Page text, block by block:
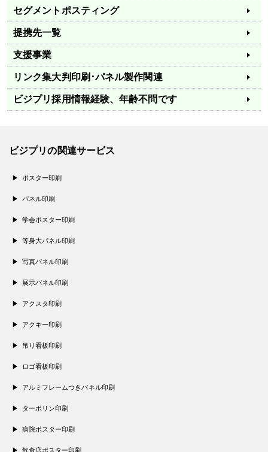
セグメントポスティング
提携先一覧
支援事業
リンク集大判印刷･パネル製作関連
ビジプリ採用情報経験、年齢不問です
ビジプリの関連サービス
ポスター印刷
パネル印刷
学会ポスター印刷
等身大パネル印刷
写真パネル印刷
展示パネル印刷
アクスタ印刷
アクキー印刷
吊り看板印刷
ロゴ看板印刷
アルミフレームつきパネル印刷
ターポリン印刷
病院ポスター印刷
飲食店ポスター印刷